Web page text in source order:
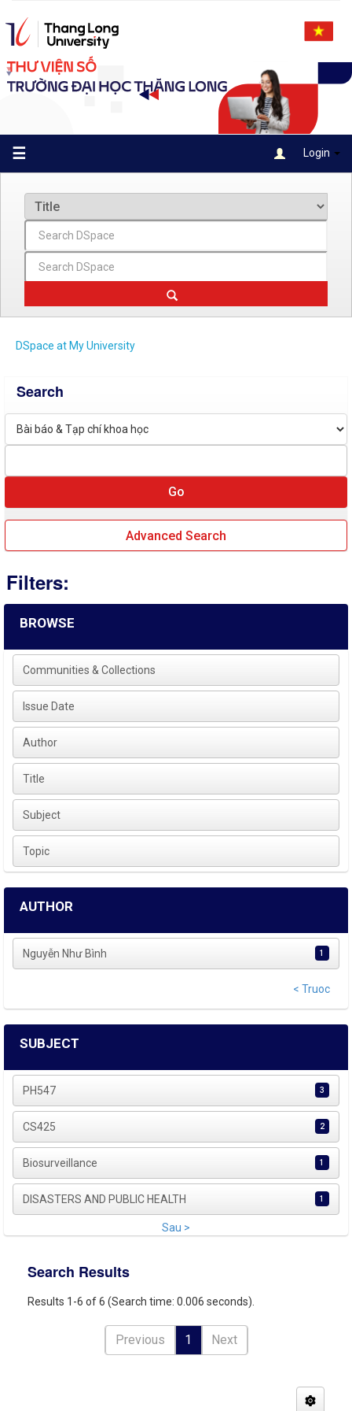
navigation
☰ Login
DSpace at My University
Search
Advanced Search
Filters:
BROWSE
Communities & Collections
Issue Date
Author
Title
Subject
Topic
AUTHOR
Nguyễn Như Bình 1
< Truoc
SUBJECT
PH547 3
CS425 2
Biosurveillance 1
DISASTERS AND PUBLIC HEALTH 1
Sau >
Search Results
Results 1-6 of 6 (Search time: 0.006 seconds).
Previous 1 Next